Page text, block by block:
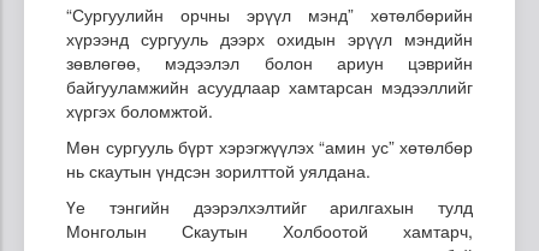
“Сургуулийн орчны эрүүл мэнд” хөтөлбөрийн
хүрээнд сургууль дээрх охидын эрүүл мэндийн
зөвлөгөө, мэдээлэл болон ариун цэврийн
байгууламжийн асуудлаар хамтарсан мэдээллийг
хүргэх боломжтой.
Мөн сургууль бүрт хэрэгжүүлэх “амин ус” хөтөлбөр
нь скаутын үндсэн зорилттой уялдана.
Үе тэнгийн дээрэлхэлтийг арилгахын тулд
Монголын Скаутын Холбоотой хамтарч,